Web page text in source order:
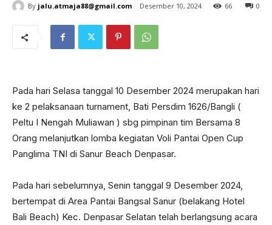
By jalu.atmaja88@gmail.com Desember 10, 2024 0
66
Pada hari Selasa tanggal 10 Desember 2024 merupakan hari
ke 2 pelaksanaan turnament, Bati Persdim 1626/Bangli (
Peltu I Nengah Muliawan ) sbg pimpinan tim Bersama 8
Orang melanjutkan lomba kegiatan Voli Pantai Open Cup
Panglima TNI di Sanur Beach Denpasar.
Pada hari sebelumnya, Senin tanggal 9 Desember 2024,
bertempat di Area Pantai Bangsal Sanur (belakang Hotel
Bali Beach) Kec. Denpasar Selatan telah berlangsung acara